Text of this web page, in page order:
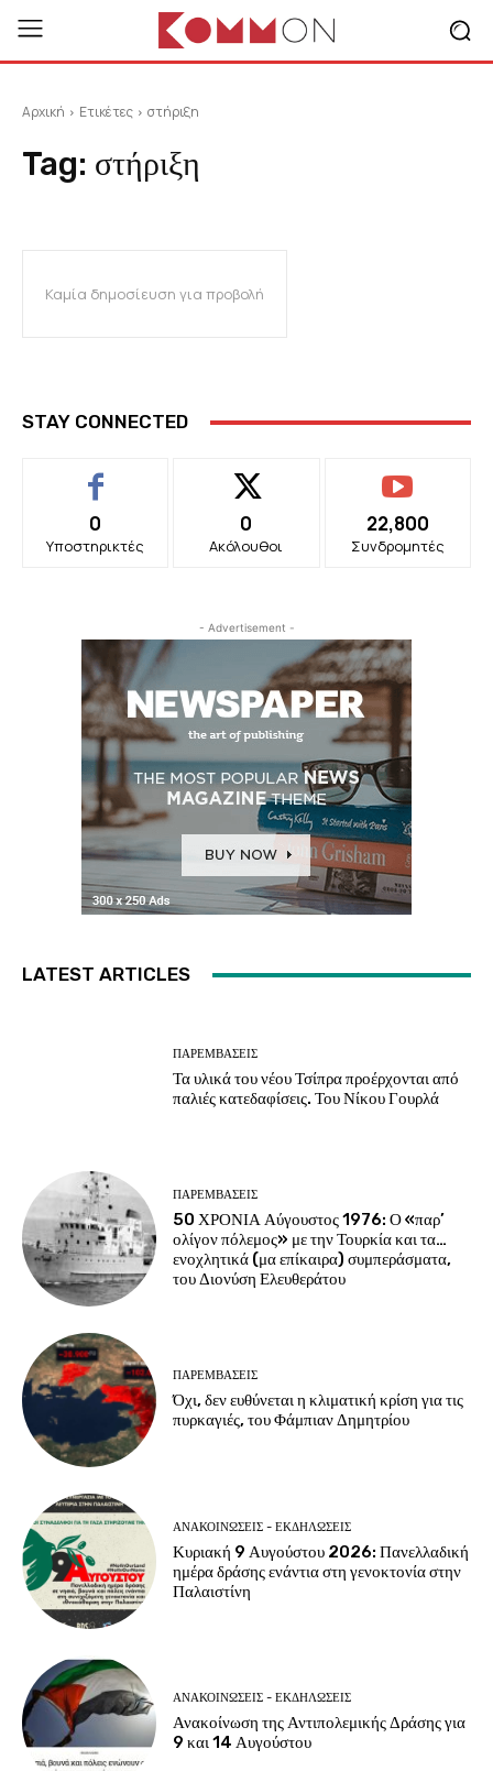
Αρχική Ετικέτες στήριξη
Tag: στήριξη
Καμία δημοσίευση για προβολή
STAY CONNECTED
0
Υποστηρικτές
0
Ακόλουθοι
22,800
Συνδρομητές
- Advertisement -
LATEST ARTICLES
ΠΑΡΕΜΒΑΣΕΙΣ
Τα υλικά του νέου Τσίπρα προέρχονται από
παλιές κατεδαφίσεις. Του Νίκου Γουρλά
ΠΑΡΕΜΒΑΣΕΙΣ
50 ΧΡΟΝΙΑ Αύγουστος 1976: Ο «παρ’
ολίγον πόλεμος» με την Τουρκία και τα…
ενοχλητικά (μα επίκαιρα) συμπεράσματα,
του Διονύση Ελευθεράτου
ΠΑΡΕΜΒΑΣΕΙΣ
Όχι, δεν ευθύνεται η κλιματική κρίση για τις
πυρκαγιές, του Φάμπιαν Δημητρίου
ΑΝΑΚΟΙΝΩΣΕΙΣ - ΕΚΔΗΛΩΣΕΙΣ
Κυριακή 9 Αυγούστου 2026: Πανελλαδική
ημέρα δράσης ενάντια στη γενοκτονία στην
Παλαιστίνη
ΑΝΑΚΟΙΝΩΣΕΙΣ - ΕΚΔΗΛΩΣΕΙΣ
Ανακοίνωση της Αντιπολεμικής Δράσης για
9 και 14 Αυγούστου